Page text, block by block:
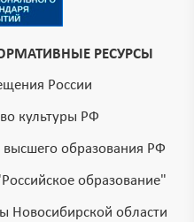
РЕСУРСЫ
России
культуры РФ
образования РФ
образование"
Новосибирской области